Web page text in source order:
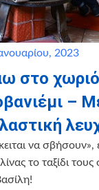
2023
στο
–
να σβήσουν»,
το ταξίδι τους